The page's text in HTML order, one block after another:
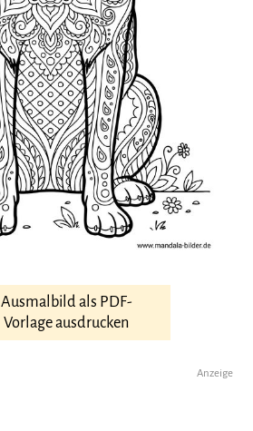
Ausmalbild als PDF-
Vorlage ausdrucken
Anzeige